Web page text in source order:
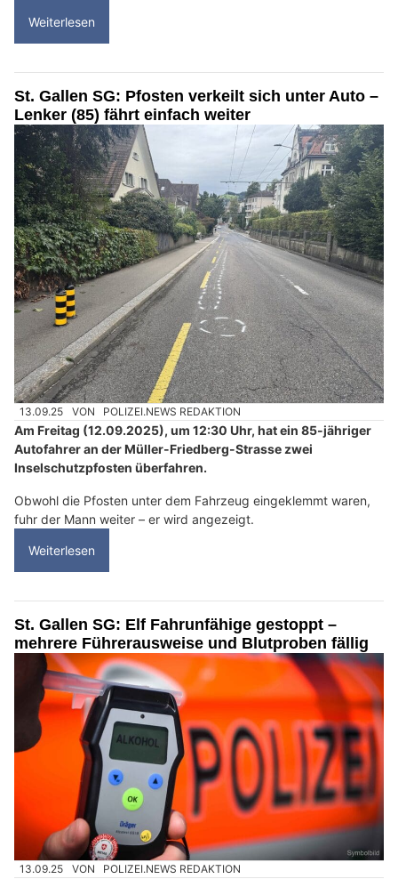
Weiterlesen
St. Gallen SG: Pfosten verkeilt sich unter Auto –
Lenker (85) fährt einfach weiter
13.09.25 VON POLIZEI.NEWS REDAKTION
Am Freitag (12.09.2025), um 12:30 Uhr, hat ein 85-jähriger
Autofahrer an der Müller-Friedberg-Strasse zwei
Inselschutzpfosten überfahren.
Obwohl die Pfosten unter dem Fahrzeug eingeklemmt waren,
fuhr der Mann weiter – er wird angezeigt.
Weiterlesen
St. Gallen SG: Elf Fahrunfähige gestoppt –
mehrere Führerausweise und Blutproben fällig
13.09.25 VON POLIZEI.NEWS REDAKTION